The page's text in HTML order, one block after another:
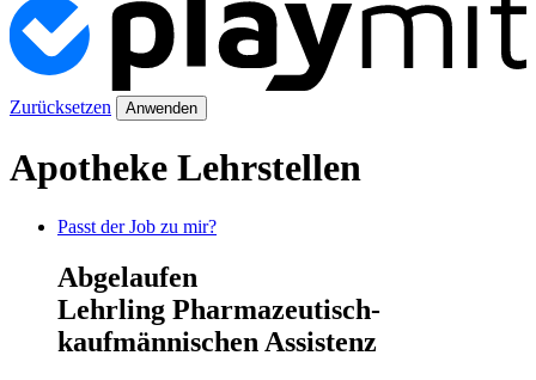
Zurücksetzen Anwenden
Apotheke Lehrstellen
Passt der Job zu mir?
Abgelaufen
Lehrling Pharmazeutisch-
kaufmännischen Assistenz